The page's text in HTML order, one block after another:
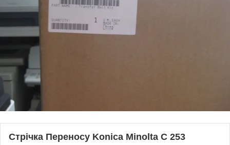
Стрічка Переносу Konica Minolta C 253